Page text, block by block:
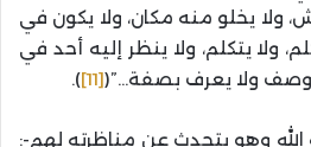
ولا يخلو منه مكان، ولا يكون في
ولا يتكلم، ولا ينظر إليه أحد في
يوصف ولا يعرف بصفة…”([11]
).
الله وهو يتحدث عن مناظرته لهم-: